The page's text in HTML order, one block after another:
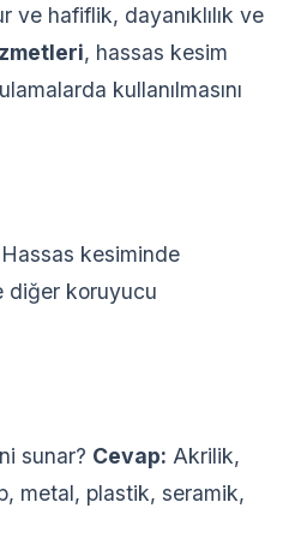
ve hafiflik, dayanıklılık ve
, hassas kesim
kullanılmasını
Hassas kesiminde
diğer koruyucu
sunar? Cevap: Akrilik,
metal, plastik, seramik,